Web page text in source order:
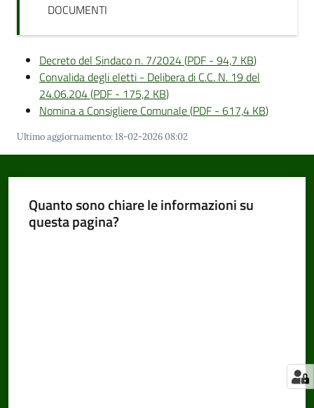
DOCUMENTI
Decreto del Sindaco n. 7/2024(PDF - 94,7 KB)
Convalida degli eletti - Delibera di C.C. N. 19 del
24.06.204(PDF - 175,2 KB)
Nomina a Consigliere Comunale(PDF - 617,4 KB)
Ultimo aggiornamento:18-02-2026 08:02
Quanto sono chiare le informazioni su
questa pagina?